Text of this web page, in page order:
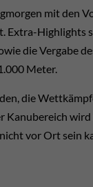
mit den
Extra-Highlights
die Vergabe
Meter.
die
Kanubereich
vor Ort sein